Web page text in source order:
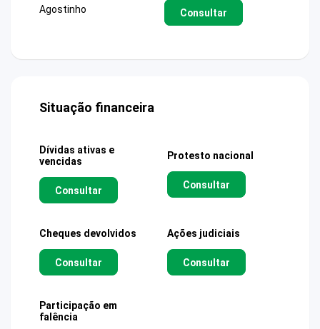
Agostinho
Consultar
Situação financeira
Dívidas ativas e
vencidas
Consultar
Protesto nacional
Consultar
Cheques devolvidos
Consultar
Ações judiciais
Consultar
Participação em
falência